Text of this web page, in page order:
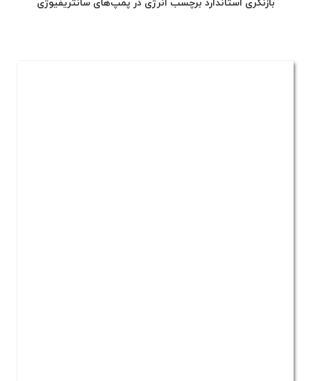
بازنگری استاندارد برچسب انرژی در پمپ‌های سانتریفیوژی